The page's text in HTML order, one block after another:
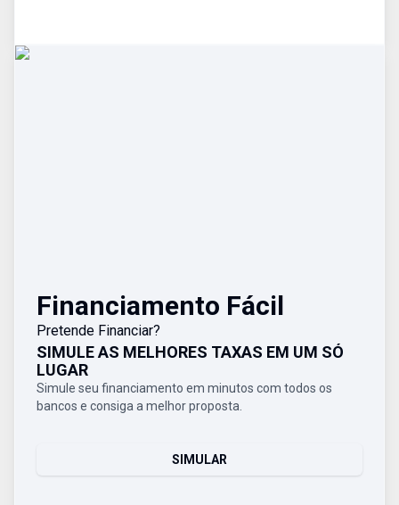
Financiamento Fácil
Pretende Financiar?
SIMULE AS MELHORES TAXAS EM UM SÓ
LUGAR
Simule seu financiamento em minutos com todos os
bancos e consiga a melhor proposta.
SIMULAR